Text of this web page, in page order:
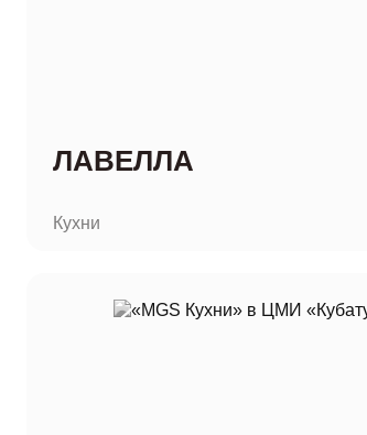
ЛАВЕЛЛА
Кухни